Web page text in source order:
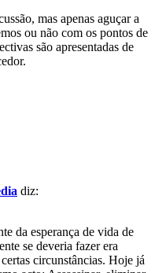
mas apenas aguçar a
ou não com os pontos de
são apresentadas de
diz:
da esperança de vida de
se deveria fazer era
circunstâncias. Hoje já